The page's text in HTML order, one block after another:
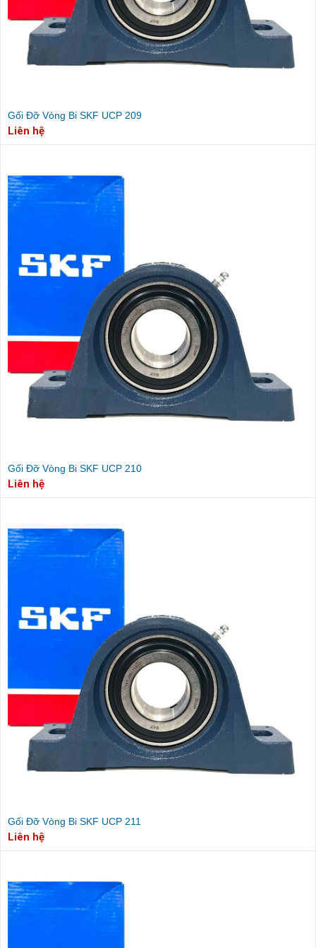
Gối Đỡ Vòng Bi SKF UCP 209
Liên hệ
Gối Đỡ Vòng Bi SKF UCP 210
Liên hệ
Gối Đỡ Vòng Bi SKF UCP 211
Liên hệ